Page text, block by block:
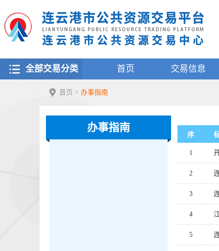
全部交易分类 首页 交易信息
首页 > 办事指南
办事指南
序
1
2
3
4
5